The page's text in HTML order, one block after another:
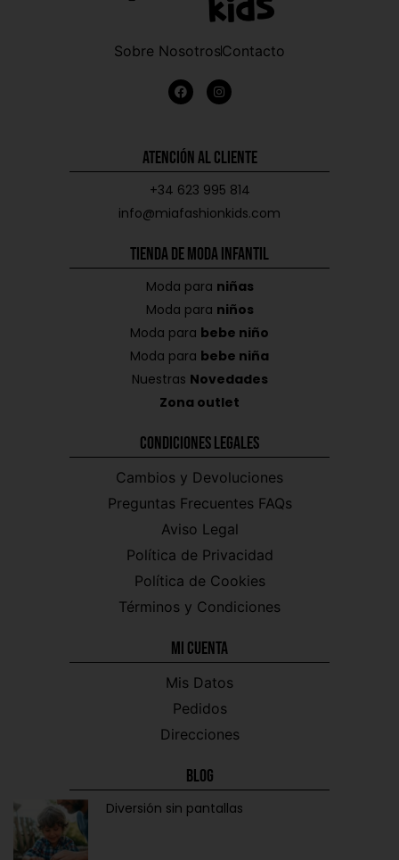
Sobre NosotrosContacto
Atención al Cliente
+34 623 995 814
info@miafashionkids.com
Tienda de Moda Infantil
Moda para niñas
Moda para niños
Moda para bebe niño
Moda para bebe niña
Nuestras Novedades
Zona outlet
Condiciones Legales
Cambios y Devoluciones
Preguntas Frecuentes FAQs
Aviso Legal
Política de Privacidad
Política de Cookies
Términos y Condiciones
Mi CUENTA
Mis Datos
Pedidos
Direcciones
Blog
Diversión sin pantallas